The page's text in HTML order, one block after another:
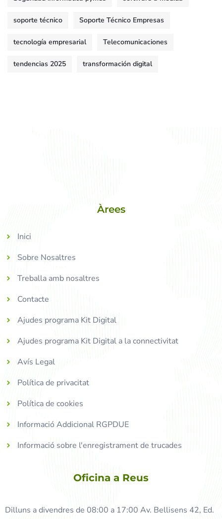
soporte técnico Soporte Técnico Empresas
tecnología empresarial Telecomunicaciones
tendencias 2025 transformación digital
Àrees
Inici
Sobre Nosaltres
Treballa amb nosaltres
Contacte
Ajudes programa Kit Digital
Ajudes programa Kit Digital a la connectivitat
Avís Legal
Política de privacitat
Política de cookies
Informació Addicional RGPDUE
Informació sobre l'enregistrament de trucades
Oficina a Reus
Dilluns a divendres de 08:00 a 17:00 Av. Bellisens 42, Ed.